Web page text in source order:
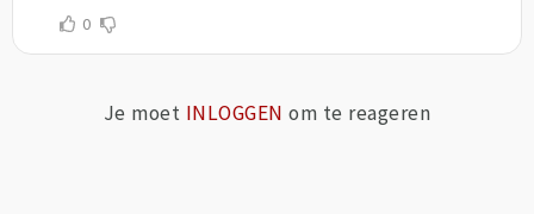
0
Je moet INLOGGEN om te reageren